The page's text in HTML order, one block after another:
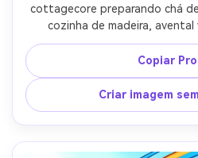
cottagecore preparando chá
cozinha de madeira,
penduradas, luz quente da
terrosas, linha desenhada à
macio, redemoinhos de vapor
e reconfortante, bela
profundidade de
Copiar
Criar imagem